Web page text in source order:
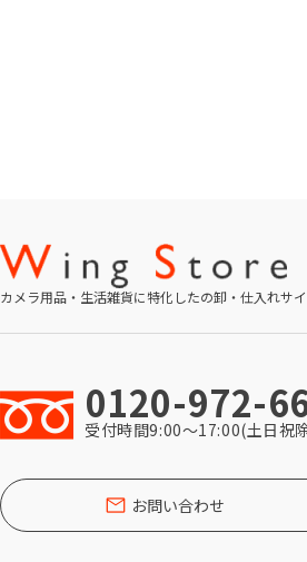
カメラ用品・生活雑貨に特化したの卸・仕入れサ
0120-972-
受付時間9:00〜17:00(土日祝
お問い合わせ